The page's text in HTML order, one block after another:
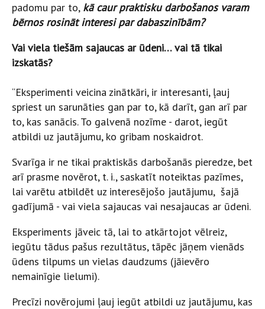
padomu par to, kā caur praktisku darbošanos varam
bērnos rosināt interesi par dabaszinībām?
Vai viela tiešām sajaucas ar ūdeni… vai tā tikai
izskatās?
“Eksperimenti veicina zinātkāri, ir interesanti, ļauj
spriest un sarunāties gan par to, kā darīt, gan arī par
to, kas sanācis. To galvenā nozīme - darot, iegūt
atbildi uz jautājumu, ko gribam noskaidrot.
Svarīga ir ne tikai praktiskās darbošanās pieredze, bet
arī prasme novērot, t. i., saskatīt noteiktas pazīmes,
lai varētu atbildēt uz interesējošo jautājumu, šajā
gadījumā - vai viela sajaucas vai nesajaucas ar ūdeni.
Eksperiments jāveic tā, lai to atkārtojot vēlreiz,
iegūtu tādus pašus rezultātus, tāpēc jāņem vienāds
ūdens tilpums un vielas daudzums (jāievēro
nemainīgie lielumi).
Precīzi novērojumi ļauj iegūt atbildi uz jautājumu, kas